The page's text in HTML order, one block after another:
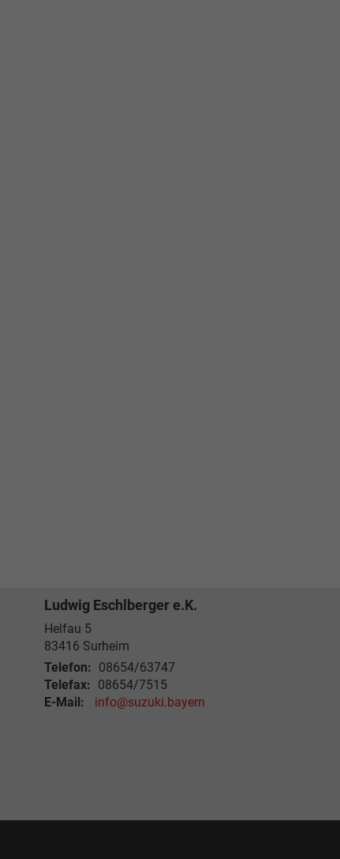
Ludwig Eschlberger e.K.
Helfau 5
83416 Surheim
Telefon: 08654/63747
Telefax: 08654/7515
E-Mail:
info@suzuki.bayern